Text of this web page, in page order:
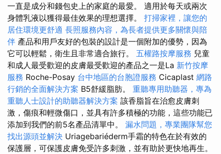
一直是成分和錢包史上的家庭的最愛。 適用於每天或兩次
身體乳液以獲得最佳效果的理想選擇。 打掃家裡，讓您的
居住環境更舒適 長照服務內容，為長者提供更多關懷與陪
伴 產品和用戶友好的包裝的設計是一個附加的優勢，因為
它可以輕鬆，衛生且非常適合旅行。 五權路按摩服務 兒童
和成人最受歡迎的皮膚最受歡迎的產品之一是La 新竹按摩
服務 Roche-Posay 台中地區的台胞證服務 Cicaplast 網路
行銷的全面解決方案 B5舒緩脂肪。 重聽專用助聽器，專為
重聽人士設計的助聽器解決方案 該香脂旨在治愈皮膚刺
激，傷痕和輕微傷口，並具有許多積極的功能，這些功能已
添加到我們的前5名產品清單中。 漏水問題，專業團隊幫您
找出源頭並解決 Uriagebariéderm手霜的特色在於有效的
保護層，可保護皮膚免受許多刺激，並有助於更快地再生。